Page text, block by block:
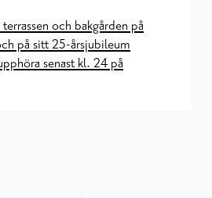
och bakgården på
på sitt 25-årsjubileum
senast kl. 24 på